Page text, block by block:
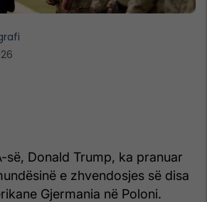
së, Donald Trump, ka pranuar
e zhvendosjes së disa
Gjermania në Poloni.